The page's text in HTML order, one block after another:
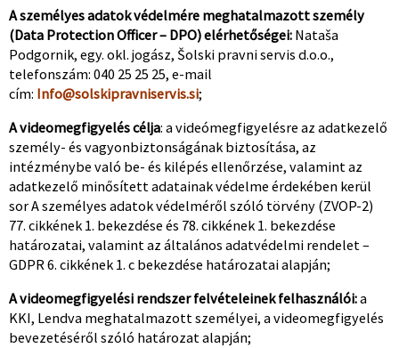
A személyes adatok védelmére meghatalmazott személy
(Data Protection Officer – DPO) elérhetőségei: Nataša
Podgornik, egy. okl. jogász, Šolski pravni servis d.o.o.,
telefonszám: 040 25 25 25, e-mail
cím: Info@solskipravniservis.si;
A videomegfigyelés célja: a videómegfigyelésre az adatkezelő
személy- és vagyonbiztonságának biztosítása, az
intézménybe való be- és kilépés ellenőrzése, valamint az
adatkezelő minősített adatainak védelme érdekében kerül
sor A személyes adatok védelméről szóló törvény (ZVOP-2)
77. cikkének 1. bekezdése és 78. cikkének 1. bekezdése
határozatai, valamint az általános adatvédelmi rendelet –
GDPR 6. cikkének 1. c bekezdése határozatai alapján;
A videomegfigyelési rendszer felvételeinek felhasználói:a
KKI, Lendva meghatalmazott személyei, a videomegfigyelés
bevezetéséről szóló határozat alapján;